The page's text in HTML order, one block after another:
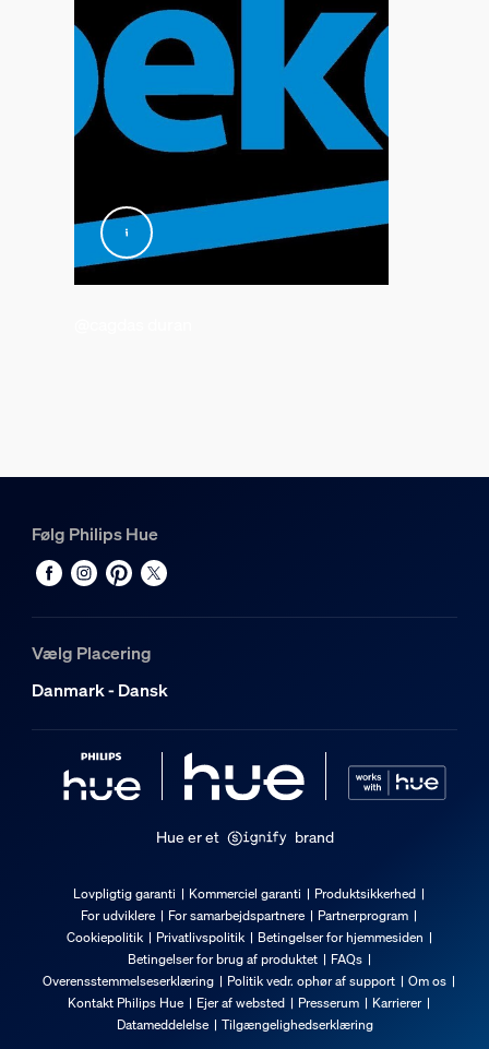
Integreret LED
Lysegenskaber
Diverse
EyeComfort
Emballagemål og -vægt
EAN/UPC – produkt
8719514343504
3,01 kg
Bruttovægt
4,49 kg
Højde
436 mm
Bredde
436 mm
Materialenummer (12NC)
929003053501
Følg Philips Hue
Vælg Placering
Danmark - Dansk
Hue er et brand
Lovpligtig garanti Kommerciel garanti
Produktsikkerhed
For udviklere
For samarbejdspartnere
Partnerprogram
Cookiepolitik
Privatlivspolitik
Betingelser for hjemmesiden
Betingelser for brug af produktet
FAQs
Overensstemmelseserklæring
Politik vedr. ophør af support
Om os
Kontakt Philips Hue
Ejer af websted Presserum
Karrierer
Datameddelelse
Tilgængelighedserklæring